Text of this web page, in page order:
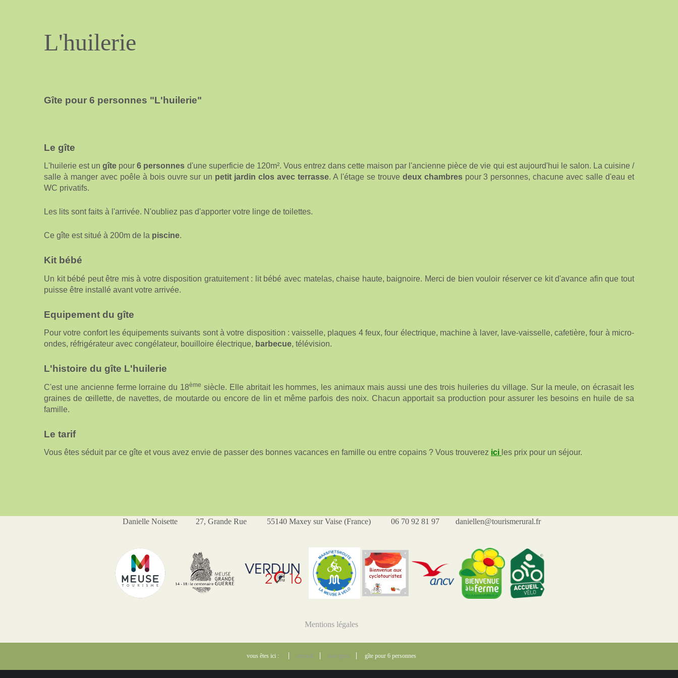
L'huilerie
Gîte pour 6 personnes "L'huilerie"
Le gîte
L'huilerie est ungîte pour6 personnes d'une superficie de 120m². Vous entrez dans cette maison par l'ancienne pièce de vie qui est aujourd'hui le salon. La cuisine /
salle à manger avec poêle à bois ouvre sur un petit jardin clos avec terrasse. A l'étage se trouve deux chambrespour 3 personnes, chacune avec salle d'eau et
WC privatifs.
Les lits sont faits à l'arrivée. N'oubliez pas d'apporter votre linge de toilettes.
Ce gîte est situé à 200m de la piscine.
Kit bébé
Un kit bébé peut être mis à votre disposition gratuitement : lit bébé avec matelas, chaise haute, baignoire. Merci de bien vouloir réserver ce kit d'avance afin que tout
puisse être installé avant votre arrivée.
Equipement du gîte
Pour votre confort les équipements suivants sont à votre disposition : vaisselle, plaques 4 feux, four électrique, machine à laver, lave-vaisselle, cafetière, four à micro-
ondes, réfrigérateur avec congélateur, bouilloire électrique, barbecue, télévision.
L'histoire du gîte L'huilerie
C'est une ancienne ferme lorraine du 18ème siècle. Elle abritait les hommes, les animaux mais aussi une des trois huileries du village. Sur la meule, on écrasait les
graines de œillette, de navettes, de moutarde ou encore de lin et même parfois des noix. Chacun apportait sa production pour assurer les besoins en huile de sa
famille.
Le tarif
Vous êtes séduit par ce gîte et vous avez envie de passer des bonnes vacances en famille ou entre copains ? Vous trouverez ici les prix pour un séjour.
Danielle Noisette 27, Grande Rue 55140 Maxey sur Vaise (France) 06 70 92 81 97 daniellen@tourismerural.fr
Mentions légales
vous êtes ici : accueil nos gîtes gîte pour 6 personnes